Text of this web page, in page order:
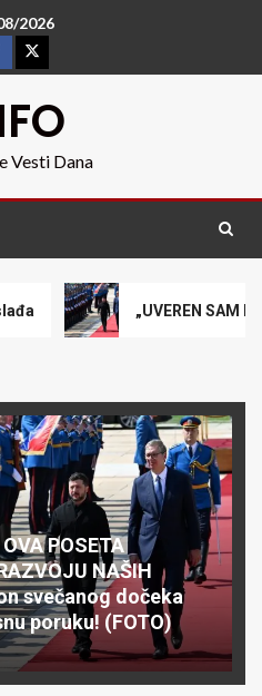
2026
Vesti Dana
„UVEREN SAM DA ĆE OVA
POSETA
NAŠIH
svečanog dočeka
poruku! (FOTO)